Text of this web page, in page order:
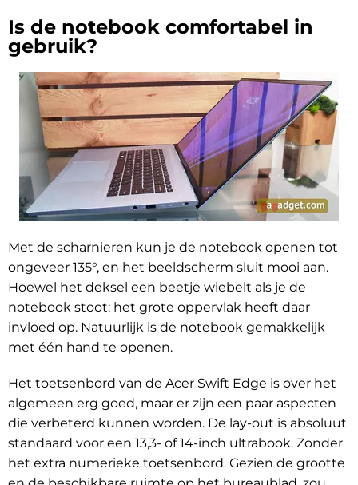
Is de notebook comfortabel in
gebruik?
Met de scharnieren kun je de notebook openen tot
ongeveer 135°, en het beeldscherm sluit mooi aan.
Hoewel het deksel een beetje wiebelt als je de
notebook stoot: het grote oppervlak heeft daar
invloed op. Natuurlijk is de notebook gemakkelijk
met één hand te openen.
Het toetsenbord van de Acer Swift Edge is over het
algemeen erg goed, maar er zijn een paar aspecten
die verbeterd kunnen worden. De lay-out is absoluut
standaard voor een 13,3- of 14-inch ultrabook. Zonder
het extra numerieke toetsenbord. Gezien de grootte